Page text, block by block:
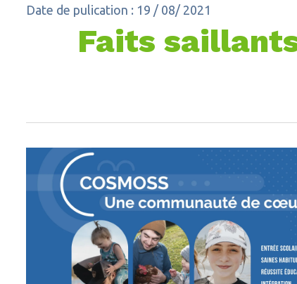
Date de pulication : 19 / 08/ 2021
Faits